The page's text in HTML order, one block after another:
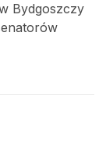
Bydgoszczy